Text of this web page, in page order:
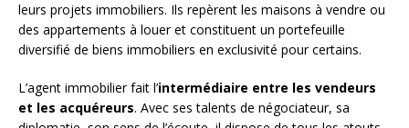
leurs projets immobiliers. Ils repèrent les maisons à vendre ou
des appartements à louer et constituent un portefeuille
diversifié de biens immobiliers en exclusivité pour certains.
L’agent immobilier fait l’intermédiaire entre les vendeurs
et les acquéreurs. Avec ses talents de négociateur, sa